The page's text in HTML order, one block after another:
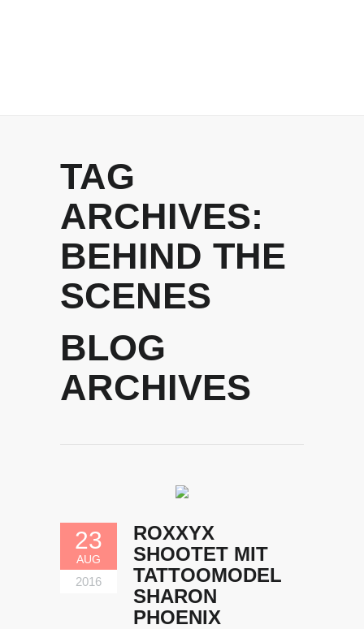
TAG
ARCHIVES:
BEHIND THE
SCENES
BLOG
ARCHIVES
23
AUG
2016
ROXXYX
SHOOTET MIT
TATTOOMODEL
SHARON
PHOENIX